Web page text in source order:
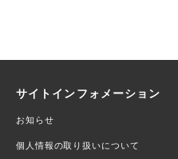
サイトインフォメーション
お知らせ
個人情報の取り扱いについて